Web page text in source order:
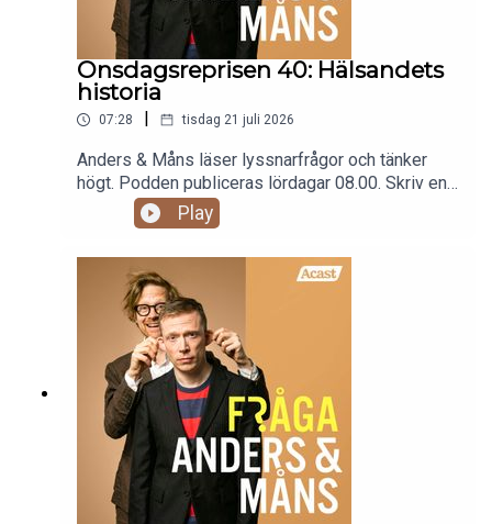
Onsdagsreprisen 40: Hälsandets
historia
07:28 tisdag 21 juli 2026
Anders & Måns läser lyssnarfrågor och tänker
högt. Podden publiceras lördagar 08.00. Skriv en
fråga till programmet: fraga@andersochmans.se
Play